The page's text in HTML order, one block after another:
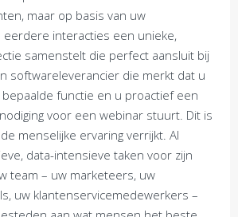
maar op basis van uw
eerdere interacties een unieke,
samenstelt die perfect aansluit bij
softwareleverancier die merkt dat u
functie en u proactief een
voor een webinar stuurt. Dit is
menselijke ervaring verrijkt. AI
data-intensieve taken voor zijn
team – uw marketeers, uw
uw klantenservicemedewerkers –